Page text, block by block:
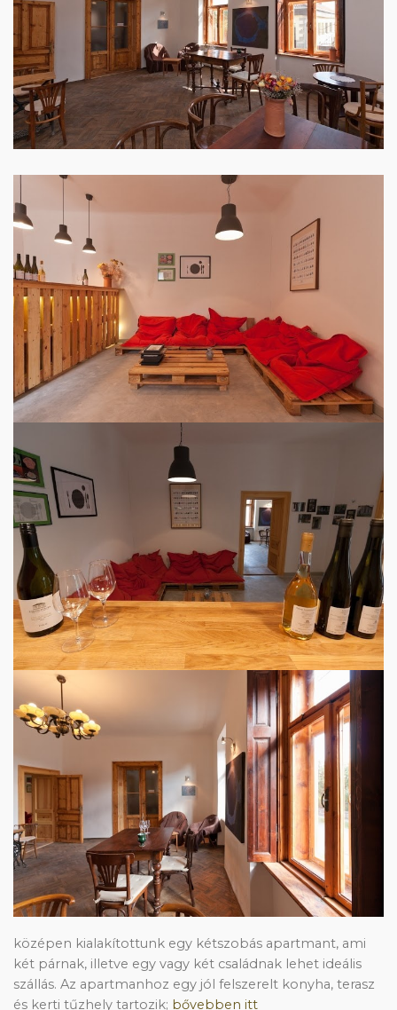
középen kialakítottunk egy kétszobás apartmant, ami
két párnak, illetve egy vagy két családnak lehet ideális
szállás. Az apartmanhoz egy jól felszerelt konyha, terasz
és kerti tűzhely tartozik; bővebben itt